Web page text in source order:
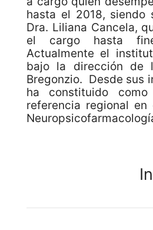
hasta el 2018, siendo
Dra. Liliana Cancela,
el cargo hasta
Actualmente el
bajo la dirección de
Bregonzio. Desde sus
ha constituido
referencia regional